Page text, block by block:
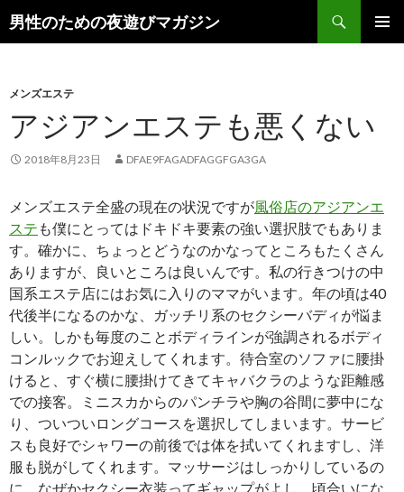
男性のための夜遊びマガジン
検
索
ン
ツ
へ
ス
プ
メンズエステ
アジアンエステも悪くない
2018年8月23日 DFAE9FAGADFAGGFGA3GA
メンズエステ全盛の現在の状況ですが風俗店のアジアンエ
ステ も僕にとってはドキドキ要素の強い選択肢でもありま
す。確かに、ちょっとどうなのかなってところもたくさん
ありますが、良いところは良いんです。私の行きつけの中
国系エステ店にはお気に入りのママがいます。年の頃は40
代後半になるのかな、ガッチリ系のセクシーバディが悩ま
しい。しかも毎度のことボディラインが強調されるボディ
コンルックでお迎えしてくれます。待合室のソファに腰掛
けると、すぐ横に腰掛けてきてキャバクラのような距離感
での接客。ミニスカからのパンチラや胸の谷間に夢中にな
り、ついついロングコースを選択してしまいます。サービ
スも良好でシャワーの前後では体を拭いてくれますし、洋
服も脱がしてくれます。マッサージはしっかりしているの
に、なぜかセクシー衣装ってギャップがよし。頃合いにな